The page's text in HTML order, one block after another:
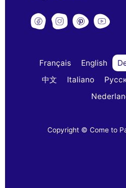
Français English
中文
Italiano
Copyright © Come to